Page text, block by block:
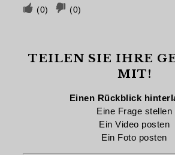
war.
Stimmen
wenn
hilfreich
(0)
Stimmen
wenn
nicht
hilfreich
(0)
TEILEN SIE IHRE
MIT!
Einen Rückblick
Eine Frage stellen
Ein Video posten
Ein Foto posten